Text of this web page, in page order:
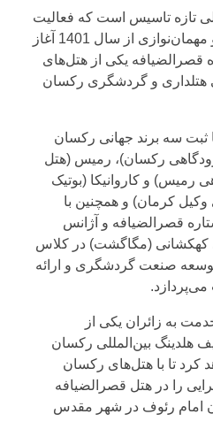
تازه تاسیس است که فعالیت
خود را در صنعت هتلداری و مهمان‌نوازی از سال 1401 آغاز
بین‌المللی 5 ستاره قصرالضیافه یکی از هتل‌های
هتلداری و گردشگری رکسان
ثبت سه برند جهانی رکسان
)، رمیس (هتل
) و کاروانیکا (بوتیک
وکیل کرمان) و همچنین با
هتل بین‌المللی 5 ستاره قصرالضیافه و آژانس
(مگاگشت) در کلاس
صنعت گردشگری و ارائه
به زائران یکی از
هلدینگ بین‌المللی رکسان
کرد تا با هتل‌های رکسان
را در هتل قصرالضیافه
امام رئوف در شهر مقدس